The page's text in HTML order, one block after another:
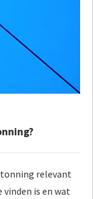
relevant
is en wat